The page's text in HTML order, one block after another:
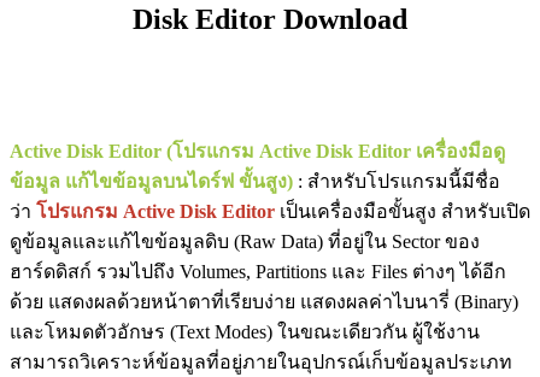
Disk Editor Download
Active Disk Editor (โปรแกรม Active Disk Editor เครื่องมือดู
ข้อมูล แก้ไขข้อมูลบนไดร์ฟ ขั้นสูง) : สำหรับโปรแกรมนี้มีชื่อ
ว่า โปรแกรม Active Disk Editor เป็นเครื่องมือขั้นสูง สำหรับเปิด
ดูข้อมูลและแก้ไขข้อมูลดิบ (Raw Data) ที่อยู่ใน Sector ของ
ฮาร์ดดิสก์ รวมไปถึง Volumes, Partitions และ Files ต่างๆ ได้อีก
ด้วย แสดงผลด้วยหน้าตาที่เรียบง่าย แสดงผลค่าไบนารี่ (Binary)
และโหมดตัวอักษร (Text Modes) ในขณะเดียวกัน ผู้ใช้งาน
สามารถวิเคราะห์ข้อมูลที่อยู่ภายในอุปกรณ์เก็บข้อมูลประเภท